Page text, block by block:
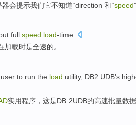
器会提示我们它不知道“direction”和“speed”
full speed load-time
加载时是全速的。
user to run the load utility, DB2 UDB's
实用程序 ， 这是DB 2UDB的高速批量数据